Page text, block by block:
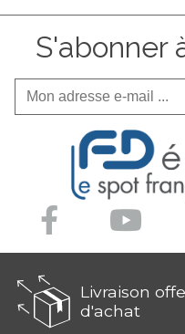
S'abonner
Livraison
d'achat